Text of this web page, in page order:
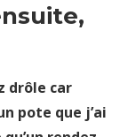
drôle car
pote que j’ai